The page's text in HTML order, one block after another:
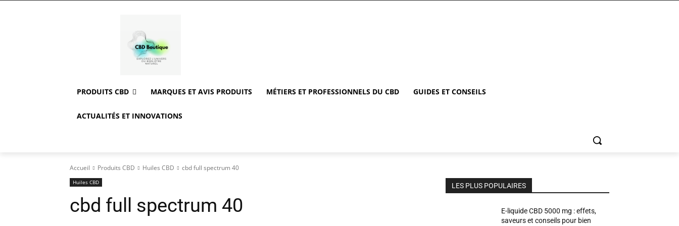
PRODUITS CBD MARQUES ET AVIS PRODUITS MÉTIERS ET PROFESSIONNELS DU CBD GUIDES ET CONSEILS
ACTUALITÉS ET INNOVATIONS
Accueil Produits CBD Huiles CBD cbd full spectrum 40
Huiles CBD
cbd full spectrum 40
LES PLUS POPULAIRES
E-liquide CBD 5000 mg : effets,
saveurs et conseils pour bien